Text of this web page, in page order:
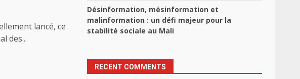
lancé, ce
des...
Désinformation, mésinformation et
malinformation : un défi majeur pour la
stabilité sociale au Mali
RECENT COMMENTS